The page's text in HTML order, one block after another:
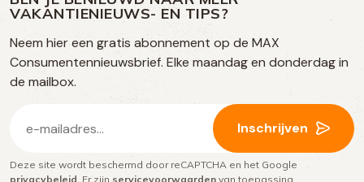
op
social
media
FacebookTikTokInstagram
VAKANTIENIEUWS- EN TIPS?
Neem hier een gratis abonnement op de MAX
Consumentennieuwsbrief. Elke maandag en donderdag in
de mailbox.
mailadres
(Vereist)
Inschrijven
Deze site wordt beschermd door reCAPTCHA en het Google
privacybeleid . Er zijn servicevoorwaarden van toepassing.